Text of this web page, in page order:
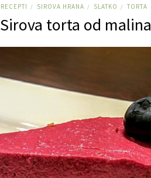
RECEPTI / SIROVA HRANA / SLATKO / TORTA
Sirova torta od malina